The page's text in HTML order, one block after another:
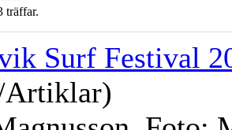
träffar.
Surf Festival
Artiklar)